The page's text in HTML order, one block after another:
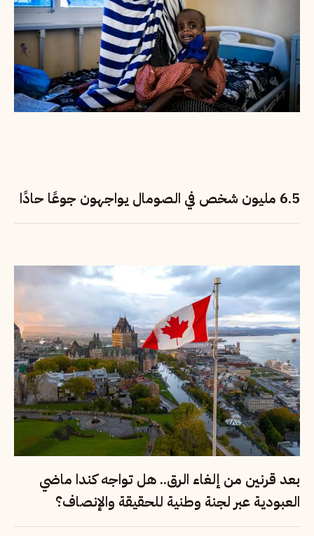
6.5 مليون شخص في الصومال يواجهون جوعًا حادًا
بعد قرنين من إلغاء الرق.. هل تواجه كندا ماضي
العبودية عبر لجنة وطنية للحقيقة والإنصاف؟